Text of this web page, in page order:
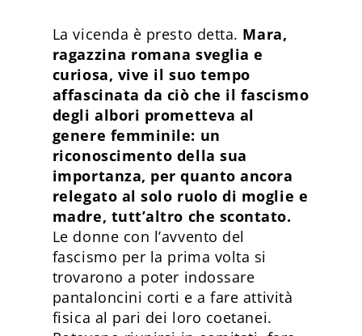
La vicenda è presto detta. Mara,
ragazzina romana sveglia e
curiosa, vive il suo tempo
affascinata da ciò che il fascismo
degli albori prometteva al
genere femminile: un
riconoscimento della sua
importanza, per quanto ancora
relegato al solo ruolo di moglie e
madre, tutt’altro che scontato.
Le donne con l’avvento del
fascismo per la prima volta si
trovarono a poter indossare
pantaloncini corti e a fare attività
fisica al pari dei loro coetanei.